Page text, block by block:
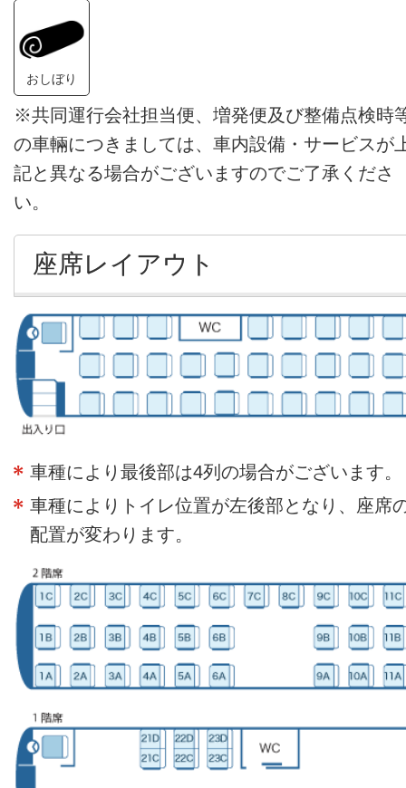
おしぼり
※共同運行会社担当便、増発便及び整備点検時
の車輛につきましては、車内設備・サービスが
記と異なる場合がございますのでご了承くださ
い。
座席レイアウト
車種により最後部は4列の場合がございます。
車種によりトイレ位置が左後部となり、座席
配置が変わります。